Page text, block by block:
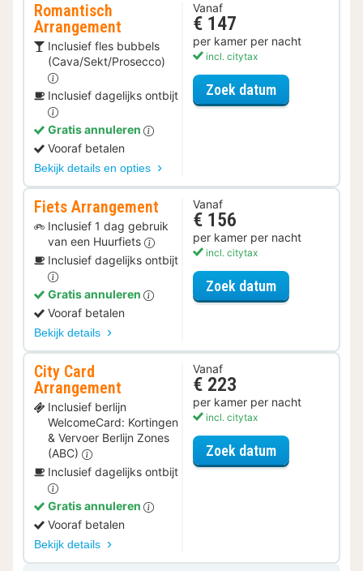
Romantisch
Arrangement
Inclusief fles bubbels
(Cava/Sekt/Prosecco)
Inclusief dagelijks ontbijt
Gratis annuleren
Vooraf betalen
Bekijk details en opties
Vanaf
€ 147
per kamer per nacht
incl. citytax
Zoek datumvoor
Fiets Arrangement
Inclusief 1 dag gebruik
van een Huurfiets
Inclusief dagelijks ontbijt
Gratis annuleren
Vooraf betalen
Bekijk details
Vanaf
€ 156
per kamer per nacht
incl. citytax
Zoek datumvoor Fiets
City Card
Arrangement
Inclusief berlijn
WelcomeCard: Kortingen
& Vervoer Berlijn Zones
(ABC)
Inclusief dagelijks ontbijt
Gratis annuleren
Vooraf betalen
Bekijk details
Vanaf
€ 223
per kamer per nacht
incl. citytax
Zoek datumvoor City